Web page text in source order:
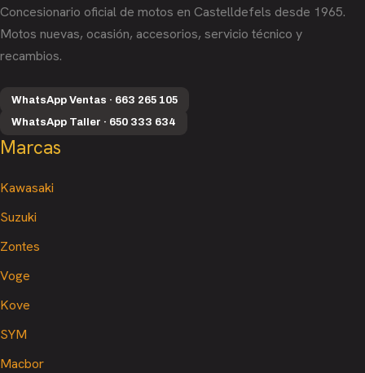
Concesionario oficial de motos en Castelldefels desde 1965.
Motos nuevas, ocasión, accesorios, servicio técnico y
recambios.
WhatsApp Ventas · 663 265 105
WhatsApp Taller · 650 333 634
Marcas
Kawasaki
Suzuki
Zontes
Voge
Kove
SYM
Macbor